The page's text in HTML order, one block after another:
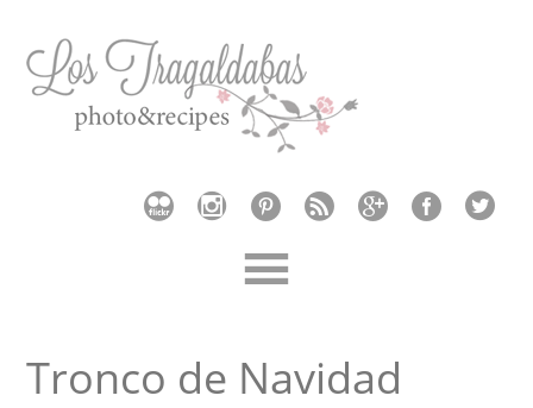
Tronco de Navidad